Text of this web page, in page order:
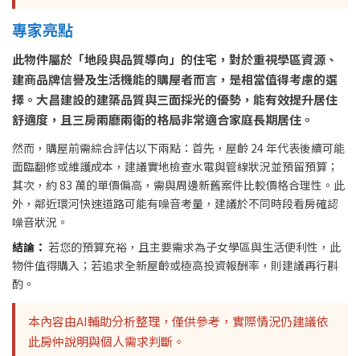
專家亮點
此物件屬於「地段與品質導向」的住宅，對於重視學區資源、
建商品牌信譽及生活機能的購屋者而言，是相當值得考慮的選
擇。大昌建設的建築品質與三面採光的優勢，能有效提升居住
舒適度，且三房兩廳兩衛的格局非常適合家庭長期居住。
然而，購屋前需綜合評估以下兩點：首先，屋齡 24 年代表後續可能
面臨翻修或維護成本，建議實地檢查水電與管線狀況並預留預算；
其次，約 83 萬的單價偏高，需與周邊新舊案件比較價格合理性。此
外，鄰近環河快速道路可能有噪音考量，建議於不同時段看房確認
噪音狀況。
結論： 若您的預算充裕，且主要需求為子女學區與生活便利性，此
物件值得購入；若追求全新屋齡或極高投資報酬率，則建議再行斟
酌。
本內容由AI輔助分析整理，僅供參考，實際情況仍建議依
此房仲說明與個人需求判斷。